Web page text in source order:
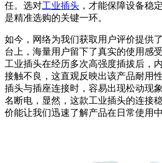
任。选对工业插头 ，才能保障设备稳
是精准选购的关键一环。
如今，网络为我们获取用户评价提供
台上，海量用户留下了真实的使用感
工业插头在经历多次高强度插拔后，
接触不良，这直观反映出该产品耐用
插头与插座连接时，容易出现松动现
名断电，显然，这款工业插头的连接
价能让我们迅速了解产品在日常使用